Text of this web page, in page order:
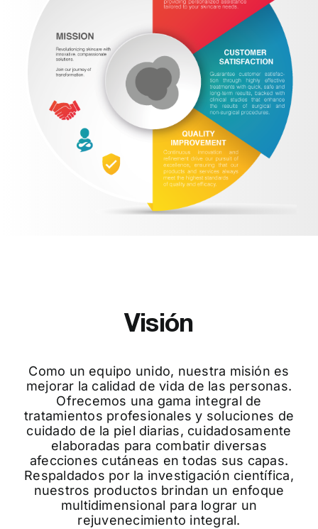
Visión
Como un equipo unido, nuestra misión es
mejorar la calidad de vida de las personas.
Ofrecemos una gama integral de
tratamientos profesionales y soluciones de
cuidado de la piel diarias, cuidadosamente
elaboradas para combatir diversas
afecciones cutáneas en todas sus capas.
Respaldados por la investigación científica,
nuestros productos brindan un enfoque
multidimensional para lograr un
rejuvenecimiento integral.